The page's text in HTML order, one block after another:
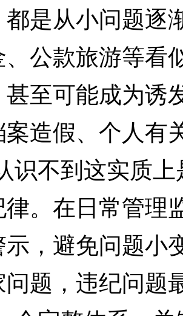
是从小问题逐
公款旅游等看
至可能成为诱
造假、个人有
识不到这实质
。在日常管理
，避免问题小
题，违纪问题